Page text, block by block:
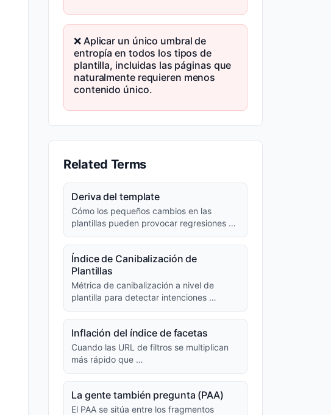
❌ Aplicar un único umbral de
entropía en todos los tipos de
plantilla, incluidas las páginas que
naturalmente requieren menos
contenido único.
Related Terms
Deriva del template
Cómo los pequeños cambios en las
plantillas pueden provocar regresiones …
Índice de Canibalización de
Plantillas
Métrica de canibalización a nivel de
plantilla para detectar intenciones …
Inflación del índice de facetas
Cuando las URL de filtros se multiplican
más rápido que …
La gente también pregunta (PAA)
El PAA se sitúa entre los fragmentos